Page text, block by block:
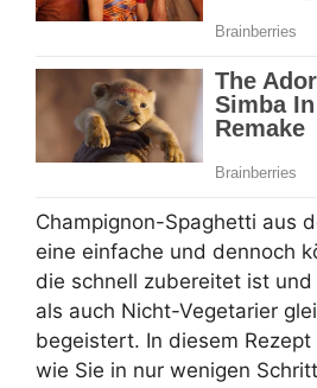
Champignon-Spaghetti aus
eine einfache und dennoch
die schnell zubereitet ist
als auch Nicht-Vegetarier
begeistert. In diesem
wie Sie in nur wenigen